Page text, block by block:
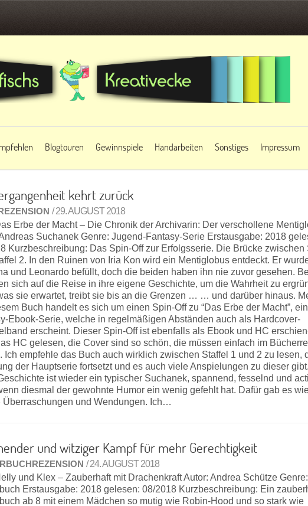
Blogtouren Gewinnspiele Handarbeiten Sonstiges Impressum
kehrt zurück
/ 29. AUGUST 2018
Erbe der Macht – Die Chronik der Archivarin: Der verschollene
Suchanek Genre: Jugend-Fantasy-Serie Erstausgabe: 2018
Kurzbeschreibung: Das Spin-Off zur Erfolgsserie. Die Brücke zwischen
2. In den Ruinen von Iria Kon wird ein Mentiglobus entdeckt. Er
und Leonardo befüllt, doch die beiden haben ihn nie zuvor gesehen.
sich auf die Reise in ihre eigene Geschichte, um die Wahrheit zu
sie erwartet, treibt sie bis an die Grenzen … … und darüber hinaus.
Buch handelt es sich um einen Spin-Off zu “Das Erbe der Macht”,
Ebook-Serie, welche in regelmäßigen Abständen auch als Hardcover-
erscheint. Dieser Spin-Off ist ebenfalls als Ebook und HC
HC gelesen, die Cover sind so schön, die müssen einfach im
Ich empfehle das Buch auch wirklich zwischen Staffel 1 und 2 zu lesen,
der Hauptserie fortsetzt und es auch viele Anspielungen zu dieser
ist wieder ein typischer Suchanek, spannend, fesselnd und
diesmal der gewohnte Humor ein wenig gefehlt hat. Dafür gab es
Überraschungen und Wendungen. Ich…
und witziger Kampf für mehr Gerechtigkeit
/ 24. AUGUST 2018
und Klex – Zauberhaft mit Drachenkraft Autor: Andrea Schütze Genre:
Erstausgabe: 2018 gelesen: 08/2018 Kurzbeschreibung: Ein
ab 8 mit einem Mädchen so mutig wie Robin-Hood und so stark wie